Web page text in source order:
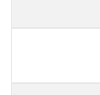
PCR検査